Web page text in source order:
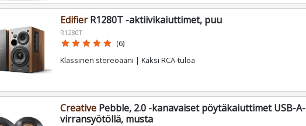
EdifierR1280T -aktiivikaiuttimet, puu
R1280T
star star star star star (6)
Klassinen stereoääni | Kaksi RCA‑tuloa
CreativePebble, 2.0 -kanavaiset pöytäkaiuttimet USB-A-
virransyötöllä, musta